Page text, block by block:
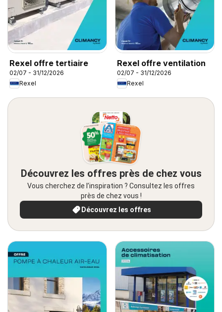
Rexel offre tertiaire
02/07 - 31/12/2026
Rexel
Rexel offre ventilation
02/07 - 31/12/2026
Rexel
Découvrez les offres près de chez vous
Vous cherchez de l’inspiration ? Consultez les offres
près de chez vous !
Découvrez les offres